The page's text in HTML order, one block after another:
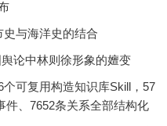
与海洋史的结合
论中林则徐形象的嬗变
可复用构造知识库Skill，57
件、7652条关系全部结构化